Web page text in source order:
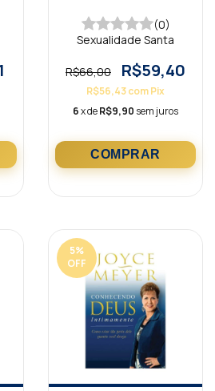
(0)
Sexualidade Santa
R$66,00 R$59,40
R$56,43comPix
6x deR$9,90 sem juros
5%
OFF